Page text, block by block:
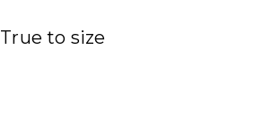
True to size